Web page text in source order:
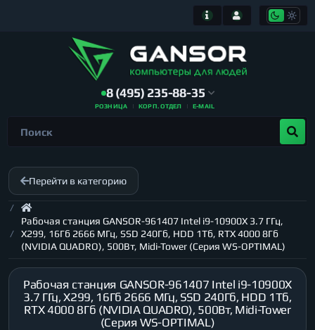
8 (495) 235-88-35
РОЗНИЦА КОРП. ОТДЕЛ E-MAIL
Перейти в категорию
Рабочая станция GANSOR-961407 Intel i9-10900X 3.7 ГГц,
X299, 16Гб 2666 МГц, SSD 240Гб, HDD 1Тб, RTX 4000 8Гб
(NVIDIA QUADRO), 500Вт, Midi-Tower (Серия WS-OPTIMAL)
Рабочая станция GANSOR-961407 Intel i9-10900X
3.7 ГГц, X299, 16Гб 2666 МГц, SSD 240Гб, HDD 1Тб,
RTX 4000 8Гб (NVIDIA QUADRO), 500Вт, Midi-Tower
(Серия WS-OPTIMAL)